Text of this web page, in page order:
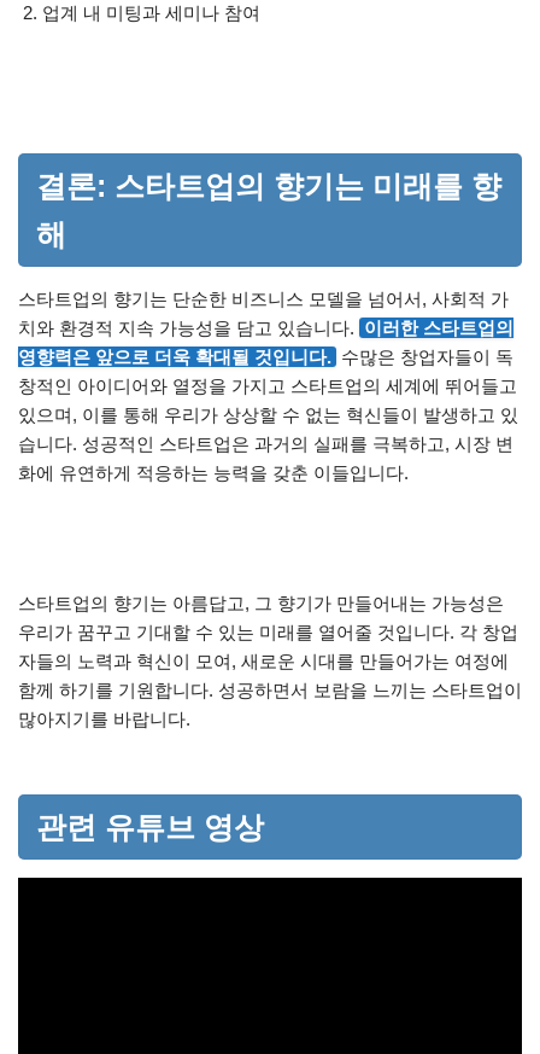
업계 내 미팅과 세미나 참여
결론: 스타트업의 향기는 미래를 향
해
스타트업의 향기는 단순한 비즈니스 모델을 넘어서, 사회적 가
치와 환경적 지속 가능성을 담고 있습니다. 이러한 스타트업의
영향력은 앞으로 더욱 확대될 것입니다. 수많은 창업자들이 독
창적인 아이디어와 열정을 가지고 스타트업의 세계에 뛰어들고
있으며, 이를 통해 우리가 상상할 수 없는 혁신들이 발생하고 있
습니다. 성공적인 스타트업은 과거의 실패를 극복하고, 시장 변
화에 유연하게 적응하는 능력을 갖춘 이들입니다.
스타트업의 향기는 아름답고, 그 향기가 만들어내는 가능성은
우리가 꿈꾸고 기대할 수 있는 미래를 열어줄 것입니다. 각 창업
자들의 노력과 혁신이 모여, 새로운 시대를 만들어가는 여정에
함께 하기를 기원합니다. 성공하면서 보람을 느끼는 스타트업이
많아지기를 바랍니다.
관련 유튜브 영상